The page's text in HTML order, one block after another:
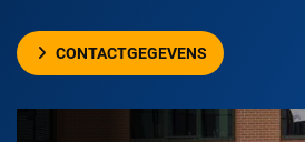
CONTACTGEGEVENS